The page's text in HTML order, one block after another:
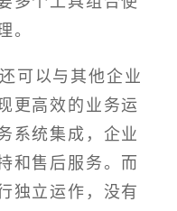
。
可以与其他企业
更高效的业务运
系统集成，企业
和售后服务。而
独立运作，没有